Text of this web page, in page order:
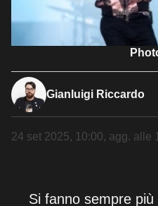
Gianluigi Riccardo
24 set 2025, 10:00, agg. alle
Si fanno sempre